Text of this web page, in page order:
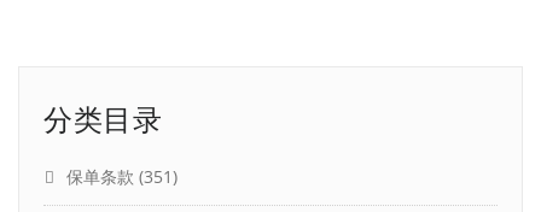
分类目录
保单条款 (351)